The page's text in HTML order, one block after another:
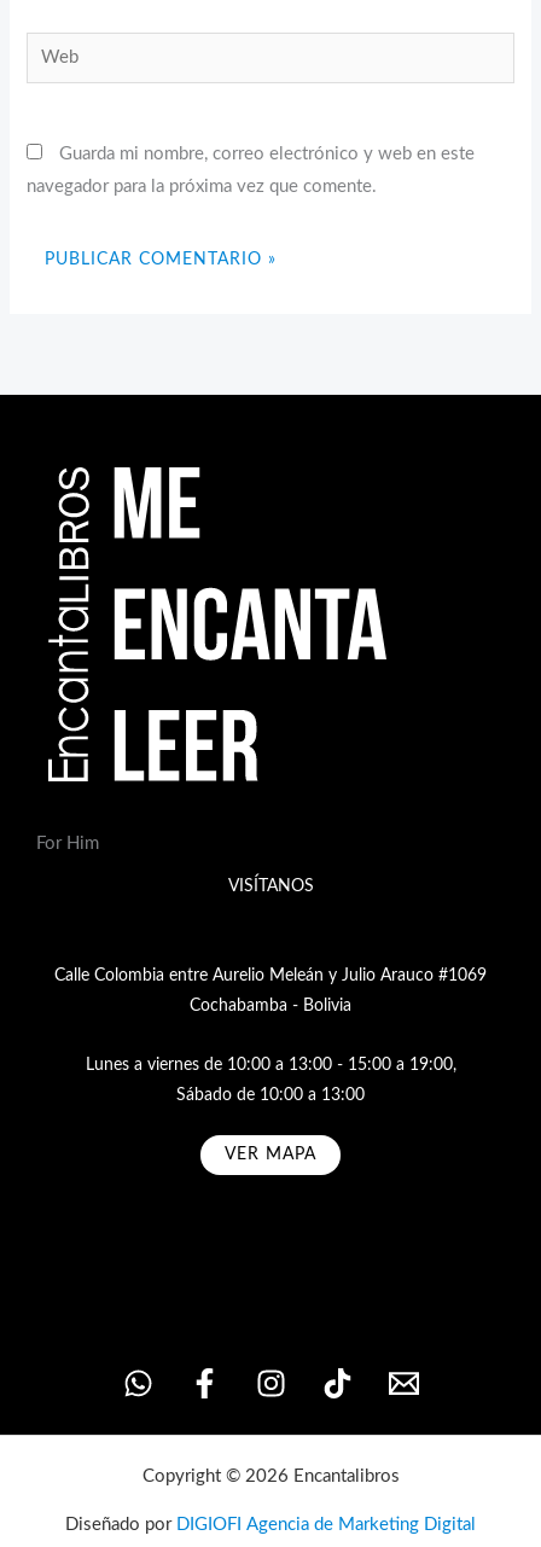
Web
Guarda mi nombre, correo electrónico y web en este
navegador para la próxima vez que comente.
For Him
VISÍTANOS
Calle Colombia entre Aurelio Meleán y Julio Arauco #1069
Cochabamba - Bolivia
Lunes a viernes de 10:00 a 13:00 - 15:00 a 19:00,
Sábado de 10:00 a 13:00
VER MAPA
Copyright © 2026 Encantalibros
Diseñado por DIGIOFI Agencia de Marketing Digital